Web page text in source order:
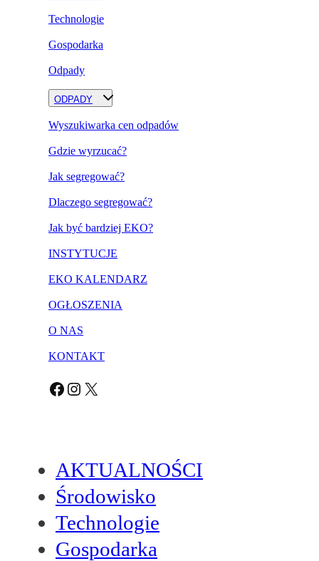
Technologie
Gospodarka
Odpady
ODPADY
Wyszukiwarka cen odpadów
Gdzie wyrzucać?
Jak segregować?
Dlaczego segregować?
Jak być bardziej EKO?
INSTYTUCJE
EKO KALENDARZ
OGŁOSZENIA
O NAS
KONTAKT
Facebook Instagram X
AKTUALNOŚCI
Środowisko
Technologie
Gospodarka